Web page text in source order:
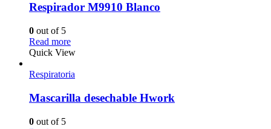
Respirador M9910 Blanco
0 out of 5
Read more
Quick View
Respiratoria
Mascarilla desechable Hwork
0 out of 5